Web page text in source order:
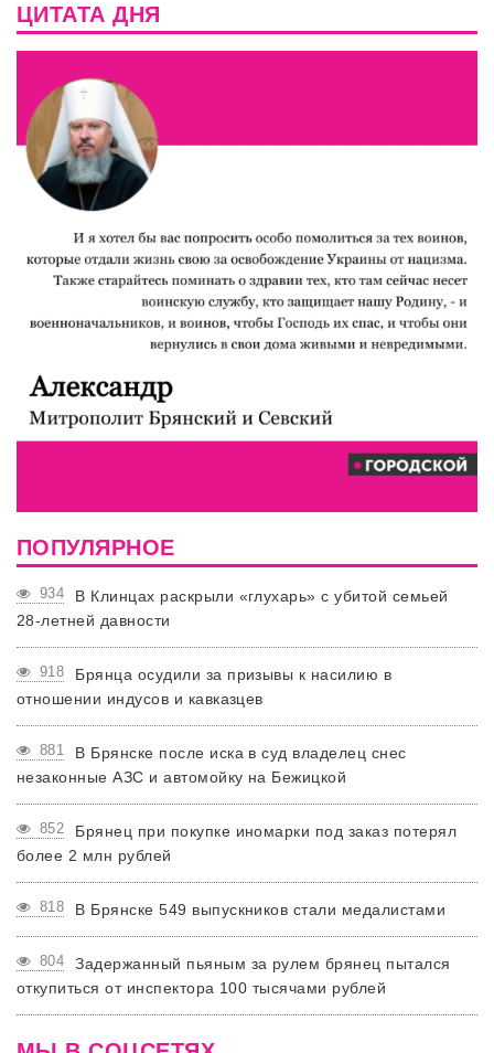
ЦИТАТА ДНЯ
ПОПУЛЯРНОЕ
934
В Клинцах раскрыли «глухарь» с убитой семьей
28-летней давности
918
Брянца осудили за призывы к насилию в
отношении индусов и кавказцев
881
В Брянске после иска в суд владелец снес
незаконные АЗС и автомойку на Бежицкой
852
Брянец при покупке иномарки под заказ потерял
более 2 млн рублей
818 В Брянске 549 выпускников стали медалистами
804
Задержанный пьяным за рулем брянец пытался
откупиться от инспектора 100 тысячами рублей